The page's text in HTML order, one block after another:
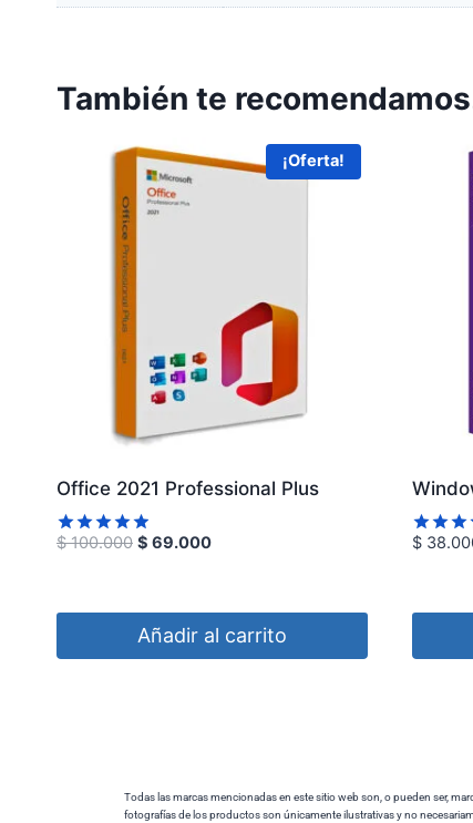
También te
¡Oferta!
Office 2021 Professional Plus
Valorado
$100.000 $ 69.000
Añadir al carrito
$
Todas las marcas mencionadas en este sitio web son, o pueden ser,
fotografías de los productos son únicamente ilustrativas y no